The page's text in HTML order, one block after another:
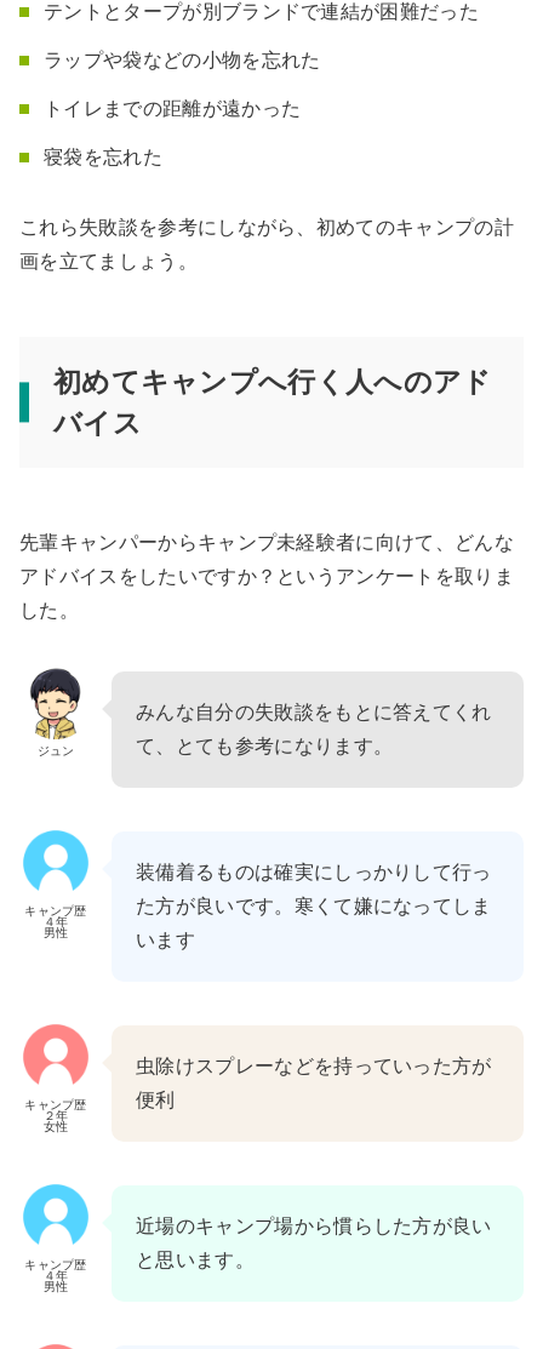
テントとタープが別ブランドで連結が困難だった
ラップや袋などの小物を忘れた
トイレまでの距離が遠かった
寝袋を忘れた
これら失敗談を参考にしながら、初めてのキャンプの計
画を立てましょう。
初めてキャンプへ行く人へのアド
バイス
先輩キャンパーからキャンプ未経験者に向けて、どんな
アドバイスをしたいですか？というアンケートを取りま
した。
ジュン
みんな自分の失敗談をもとに答えてくれ
て、とても参考になります。
キャンプ歴
４年
男性
装備着るものは確実にしっかりして行っ
た方が良いです。寒くて嫌になってしま
います
キャンプ歴
２年
女性
虫除けスプレーなどを持っていった方が
便利
キャンプ歴
４年
男性
近場のキャンプ場から慣らした方が良い
と思います。